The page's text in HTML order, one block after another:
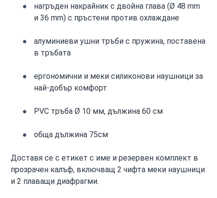
нагръден накрайник с двойна глава (Ø 48 mm
и 36 mm) с пръстени против охлаждане
алуминиеви ушни тръби с пружина, поставена
в тръбата
ергономични и меки силиконови наушници за
най-добър комфорт
PVC тръба Ø 10 мм, дължина 60 см
обща дължина 75см
Доставя се с етикет с име и резервен комплект в
прозрачен калъф, включващ 2 чифта меки наушници
и 2 плаващи диафрагми.